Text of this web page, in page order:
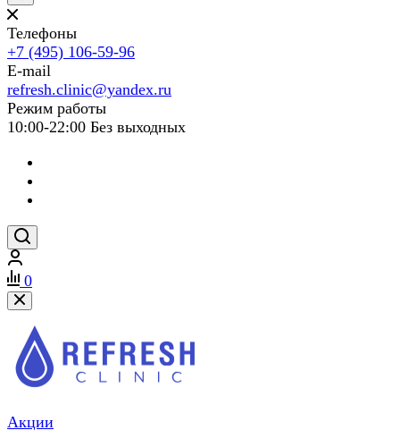
Телефоны
+7 (495) 106-59-96
E-mail
refresh.clinic@yandex.ru
Режим работы
10:00-22:00 Без выходных
0
Акции